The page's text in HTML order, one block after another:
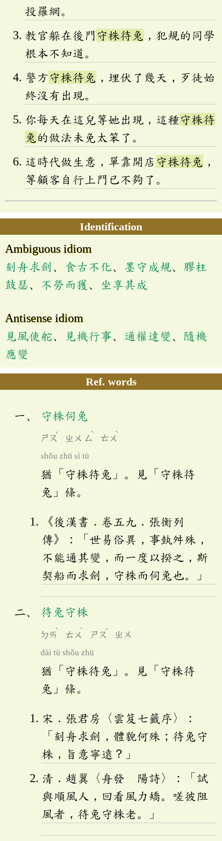
投羅網。
教官躲在後門 守株待兔 ，犯規的同學
根本不知道。
警方 守株待兔 ，埋伏了幾天，歹徒始
終沒有出現。
你每天在這兒等她出現，這種守株待
兔的做法未免太笨了。
這時代做生意，單靠開店 守株待兔 ，
等顧客自行上門已不夠了。
Identification
Ambiguous idiom
刻舟求劍、 食古不化、 墨守成規、 膠柱
鼓瑟、 不勞而獲、 坐享其成
Antisense idiom
見風使舵、 見機行事、 通權達變、 隨機
應變
Ref. words
守株伺兔
ㄕㄡ
ˇ
ㄓㄨ ㄙ
ˋ
ㄊㄨ
ˋ
shǒu zhū sì tù
猶「守株待兔」。見「守株待
兔」條。
《後漢書．卷五九．張衡列
傳》：「世易俗異，事埶舛殊，
不能通其變，而一度以揆之，斯
契船而求劍，守株而伺兔也。」
待兔守株
ㄉㄞ
ˋ
ㄊㄨ
ˋ
ㄕㄡ
ˇ
ㄓㄨ
dài tù shǒu zhū
猶「守株待兔」。見「守株待
兔」條。
宋．張君房〈雲笈七籤序〉：
「刻舟求劍，體貌何殊；待兔守
株，旨意寧遠？」
清．趙翼〈舟發 陽詩〉：「試
與順風人，回看風力矯。嗟彼阻
風者，待兔守株老。」